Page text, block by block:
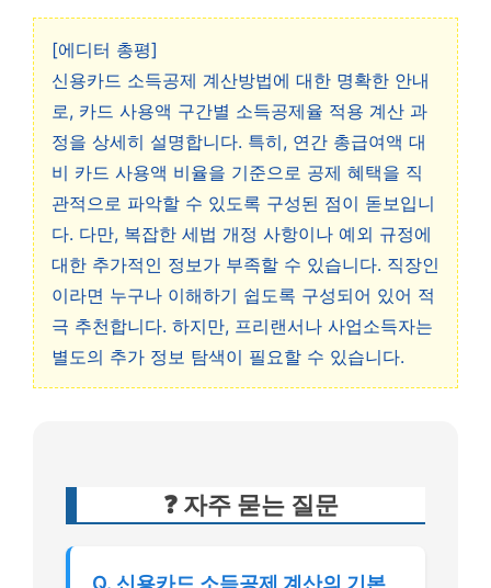
[에디터 총평]
신용카드 소득공제 계산방법에 대한 명확한 안내
로, 카드 사용액 구간별 소득공제율 적용 계산 과
정을 상세히 설명합니다. 특히, 연간 총급여액 대
비 카드 사용액 비율을 기준으로 공제 혜택을 직
관적으로 파악할 수 있도록 구성된 점이 돋보입니
다. 다만, 복잡한 세법 개정 사항이나 예외 규정에
대한 추가적인 정보가 부족할 수 있습니다. 직장인
이라면 누구나 이해하기 쉽도록 구성되어 있어 적
극 추천합니다. 하지만, 프리랜서나 사업소득자는
별도의 추가 정보 탐색이 필요할 수 있습니다.
❓ 자주 묻는 질문
Q. 신용카드 소득공제 계산의 기본